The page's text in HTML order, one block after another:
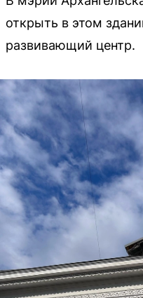
открыть в этом
развивающий центр.